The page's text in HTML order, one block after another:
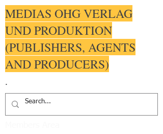
MEDIAS OHG VERLAG
UND PRODUKTION
(PUBLISHERS, AGENTS
AND PRODUCERS)
.